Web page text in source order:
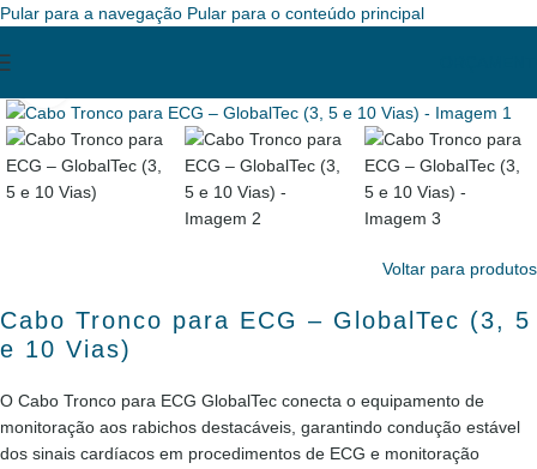
Pular para a navegação Pular para o conteúdo principal
Voltar para produtos
Cabo Tronco para ECG – GlobalTec (3, 5
e 10 Vias)
O Cabo Tronco para ECG GlobalTec conecta o equipamento de
monitoração aos rabichos destacáveis, garantindo condução estável
dos sinais cardíacos em procedimentos de ECG e monitoração